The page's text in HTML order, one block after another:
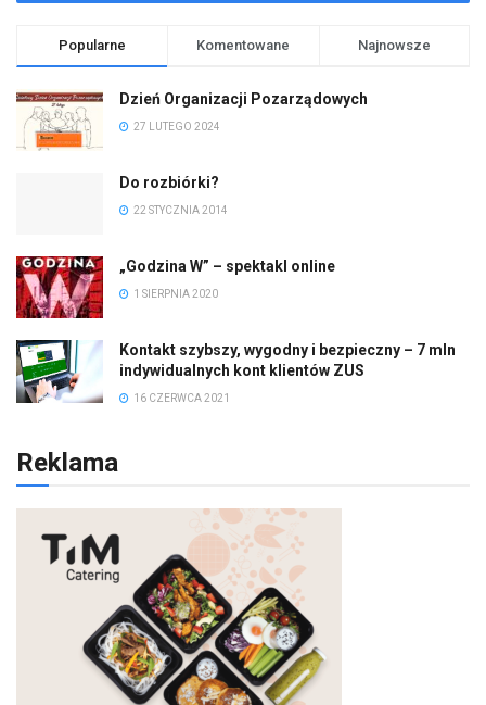
Popularne Komentowane Najnowsze
Dzień Organizacji Pozarządowych
27 LUTEGO 2024
Do rozbiórki?
22 STYCZNIA 2014
„Godzina W” – spektakl online
1 SIERPNIA 2020
Kontakt szybszy, wygodny i bezpieczny – 7 mln
indywidualnych kont klientów ZUS
16 CZERWCA 2021
Reklama